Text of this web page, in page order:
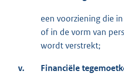
een voorziening die
of in de vorm van
wordt verstrekt;
v. Financiële